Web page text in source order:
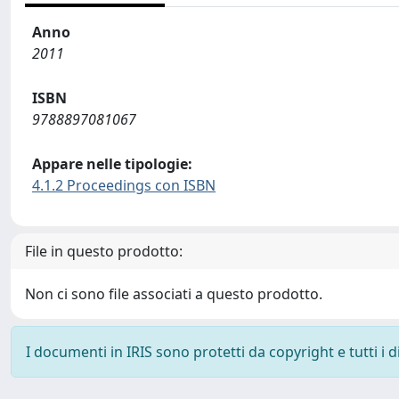
Anno
2011
ISBN
9788897081067
Appare nelle tipologie:
4.1.2 Proceedings con ISBN
File in questo prodotto:
Non ci sono file associati a questo prodotto.
I documenti in IRIS sono protetti da copyright e tutti i